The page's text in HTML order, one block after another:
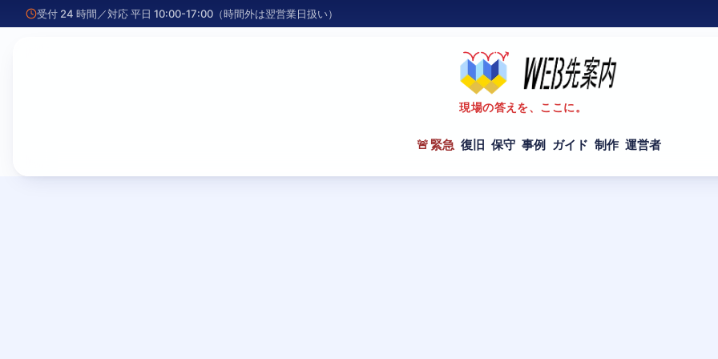
受付 24 時間／対応 平日 10:00-17:00（時間外は翌営業日扱い）
現場の答えを、ここに。
緊急 復旧 保守 事例 ガイド 制作 運営者